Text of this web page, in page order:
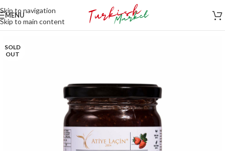
Skip to navigation
Skip to main content
MENU
SOLD
OUT